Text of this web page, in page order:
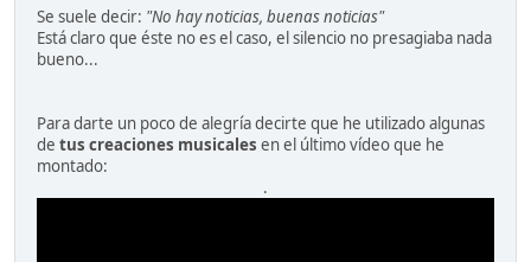
Se suele decir: "No hay noticias, buenas noticias"
Está claro que éste no es el caso, el silencio no presagiaba nada
bueno...
Para darte un poco de alegría decirte que he utilizado algunas
de tus creaciones musicales en el último vídeo que he
montado:
.